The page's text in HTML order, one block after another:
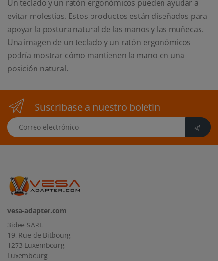
Un teclado y un ratón ergonómicos pueden ayudar a
evitar molestias. Estos productos están diseñados para
apoyar la postura natural de las manos y las muñecas.
Una imagen de un teclado y un ratón ergonómicos
podría mostrar cómo mantienen la mano en una
posición natural.
Suscríbase a nuestro boletín
Correo electrónico
vesa-adapter.com
3idee SARL
19, Rue de Bitbourg
1273 Luxembourg
Luxembourg